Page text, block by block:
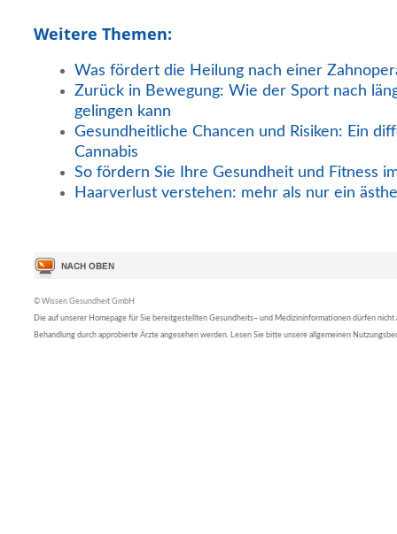
Weitere Themen:
Was fördert die Heilung nach einer
Zurück in Bewegung: Wie der Sport nach
gelingen kann
Gesundheitliche Chancen und Risiken: Ein
Cannabis
So fördern Sie Ihre Gesundheit und Fitness
Haarverlust verstehen: mehr als nur ein
© Wissen Gesundheit GmbH
Die auf unserer Homepage für Sie bereitgestellten Gesundheits– und Medizininformationen dürfen nicht
Behandlung durch approbierte Ärzte angesehen werden. Lesen Sie bitte unsere allgemeinen